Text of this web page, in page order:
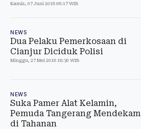
Kamis, 07 Juni 2018 08:17 WIB
NEWS
Dua Pelaku Pemerkosaan di
Cianjur Diciduk Polisi
Minggu, 27 Mei 2018 18:30 WIB
NEWS
Suka Pamer Alat Kelamin,
Pemuda Tangerang Mendekam
di Tahanan